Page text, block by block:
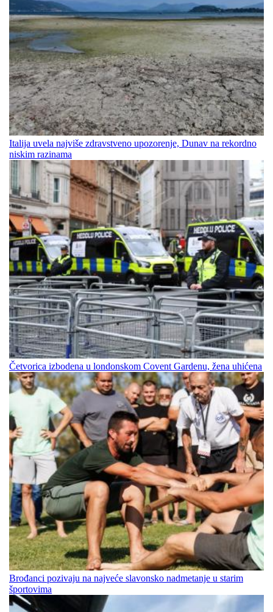
Italija uvela najviše zdravstveno upozorenje, Dunav na rekordno
niskim razinama
Četvorica izbodena u londonskom Covent Gardenu, žena uhićena
Brođanci pozivaju na najveće slavonsko nadmetanje u starim
športovima